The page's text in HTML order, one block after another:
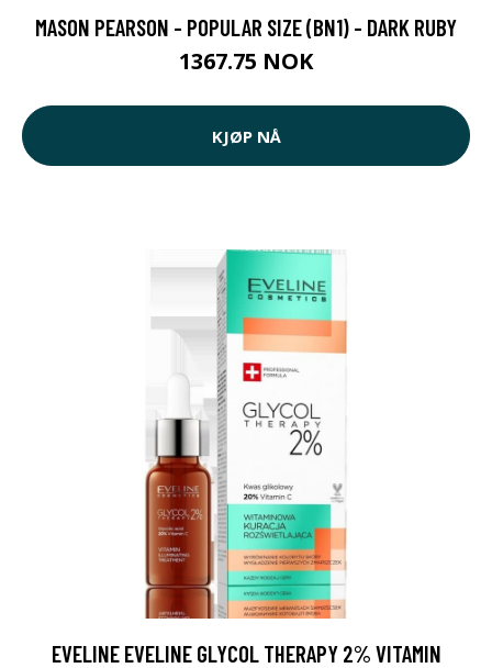
MASON PEARSON - POPULAR SIZE (BN1) - DARK RUBY
1367.75 NOK
KJØP NÅ
EVELINE EVELINE GLYCOL THERAPY 2% VITAMIN